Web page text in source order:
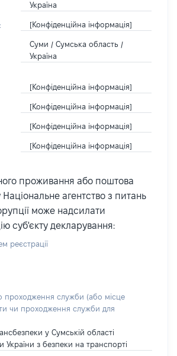
Україна
[Конфіденційна інформація]
Суми / Сумська область /
Україна
[Конфіденційна інформація]
[Конфіденційна інформація]
[Конфіденційна інформація]
[Конфіденційна інформація]
проживання або поштова
агентство з питань
може надсилати
суб'єкту декларування:
реєстрації
проходження служби (або місце
чи проходження служби для
у Сумській області
України з безпеки на транспорті